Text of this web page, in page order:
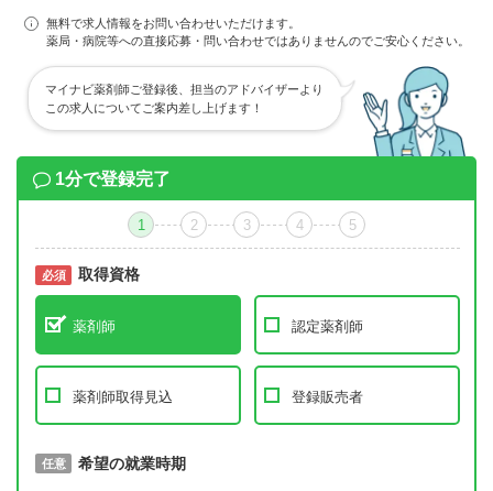
無料で求人情報をお問い合わせいただけます。
薬局・病院等への直接応募・問い合わせではありませんのでご安心ください。
マイナビ薬剤師ご登録後、担当のアドバイザーより
この求人についてご案内差し上げます！
1分で登録完了
1 2 3 4 5
必須 取得資格
薬剤師 認定薬剤師
薬剤師取得見込 登録販売者
必須 取得予定年
任意 希望の就業時期